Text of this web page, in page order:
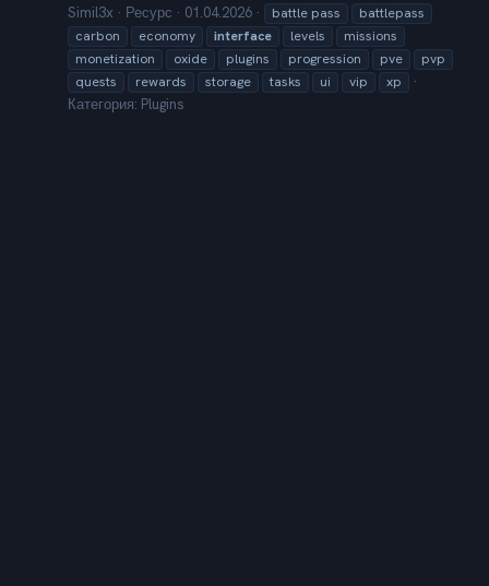
Simil3x Ресурс 01.04.2026 battle pass
battlepass
carbon
economy interface levels
missions
monetization
oxide plugins progression pve
pvp
quests
rewards storage tasks ui vip xp
Категория: Plugins